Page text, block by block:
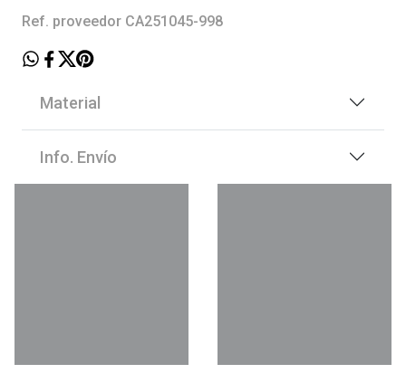
Ref. proveedor CA251045-998
Material
Info. Envío